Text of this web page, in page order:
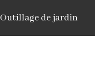
Outillage de jardin